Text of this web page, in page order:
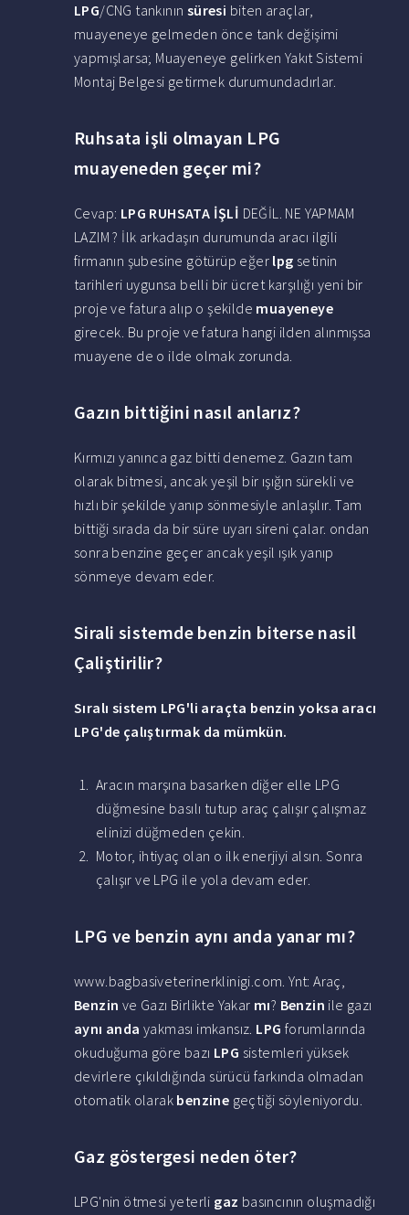
LPG/CNG tankının süresi biten araçlar,
muayeneye gelmeden önce tank değişimi
yapmışlarsa; Muayeneye gelirken Yakıt Sistemi
Montaj Belgesi getirmek durumundadırlar.
Ruhsata işli olmayan LPG
muayeneden geçer mi?
Cevap: LPG RUHSATA İŞLİ DEĞİL. NE YAPMAM
LAZIM ? İlk arkadaşın durumunda aracı ilgili
firmanın şubesine götürüp eğer lpg setinin
tarihleri uygunsa belli bir ücret karşılığı yeni bir
proje ve fatura alıp o şekilde muayeneye
girecek. Bu proje ve fatura hangi ilden alınmışsa
muayene de o ilde olmak zorunda.
Gazın bittiğini nasıl anlarız?
Kırmızı yanınca gaz bitti denemez. Gazın tam
olarak bitmesi, ancak yeşil bir ışığın sürekli ve
hızlı bir şekilde yanıp sönmesiyle anlaşılır. Tam
bittiği sırada da bir süre uyarı sireni çalar. ondan
sonra benzine geçer ancak yeşil ışık yanıp
sönmeye devam eder.
Sirali sistemde benzin biterse nasil
Çaliştirilir?
Sıralı sistem LPG'li araçta benzin yoksa aracı
LPG'de çalıştırmak da mümkün.
Aracın marşına basarken diğer elle LPG
düğmesine basılı tutup araç çalışır çalışmaz
elinizi düğmeden çekin.
Motor, ihtiyaç olan o ilk enerjiyi alsın. Sonra
çalışır ve LPG ile yola devam eder.
LPG ve benzin aynı anda yanar mı?
www.bagbasiveterinerklinigi.com. Ynt: Araç,
Benzin ve Gazı Birlikte Yakar mı? Benzin ile gazı
aynı anda yakması imkansız. LPG forumlarında
okuduğuma göre bazı LPG sistemleri yüksek
devirlere çıkıldığında sürücü farkında olmadan
otomatik olarak benzine geçtiği söyleniyordu.
Gaz göstergesi neden öter?
LPG'nin ötmesi yeterli gaz basıncının oluşmadığı